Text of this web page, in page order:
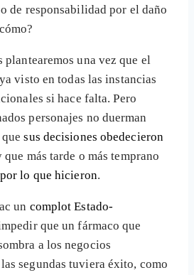
de responsabilidad por el daño
plantearemos una vez que el
visto en todas las instancias
si hace falta. Pero
personajes no duerman
quesus decisiones obedecieron
que más tarde o más temprano
lo que hicieron.
un complot Estado-
que un fármaco que
a los negocios
segundas tuviera éxito, como